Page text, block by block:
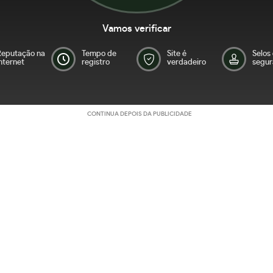
Vamos verificar
na
Tempo de
registro
Site é
verdadeiro
Selos
CONTINUA DEPOIS DA PUBLICIDADE